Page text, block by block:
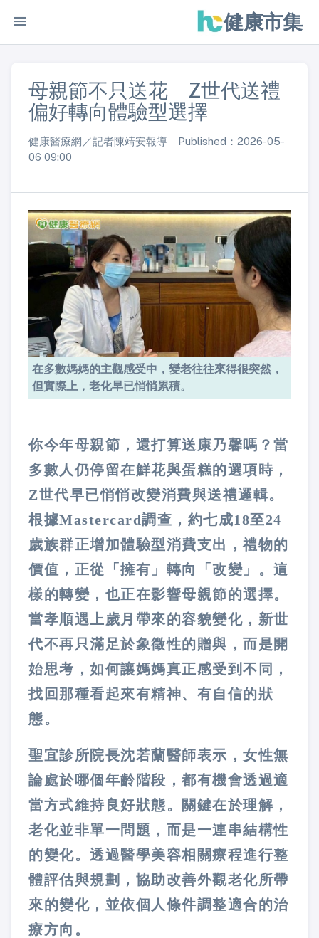
健康市集
母親節不只送花 Z世代送禮
偏好轉向體驗型選擇
健康醫療網／記者陳靖安報導 Published：2026-05-
06 09:00
在多數媽媽的主觀感受中，變老往往來得很突然，
但實際上，老化早已悄悄累積。
你今年母親節，還打算送康乃馨嗎？當
多數人仍停留在鮮花與蛋糕的選項時，
Z世代早已悄悄改變消費與送禮邏輯。
根據Mastercard調查，約七成18至24
歲族群正增加體驗型消費支出，禮物的
價值，正從「擁有」轉向「改變」。這
樣的轉變，也正在影響母親節的選擇。
當孝順遇上歲月帶來的容貌變化，新世
代不再只滿足於象徵性的贈與，而是開
始思考，如何讓媽媽真正感受到不同，
找回那種看起來有精神、有自信的狀
態。
聖宜診所院長沈若蘭醫師表示，女性無
論處於哪個年齡階段，都有機會透過適
當方式維持良好狀態。關鍵在於理解，
老化並非單一問題，而是一連串結構性
的變化。透過醫學美容相關療程進行整
體評估與規劃，協助改善外觀老化所帶
來的變化，並依個人條件調整適合的治
療方向。